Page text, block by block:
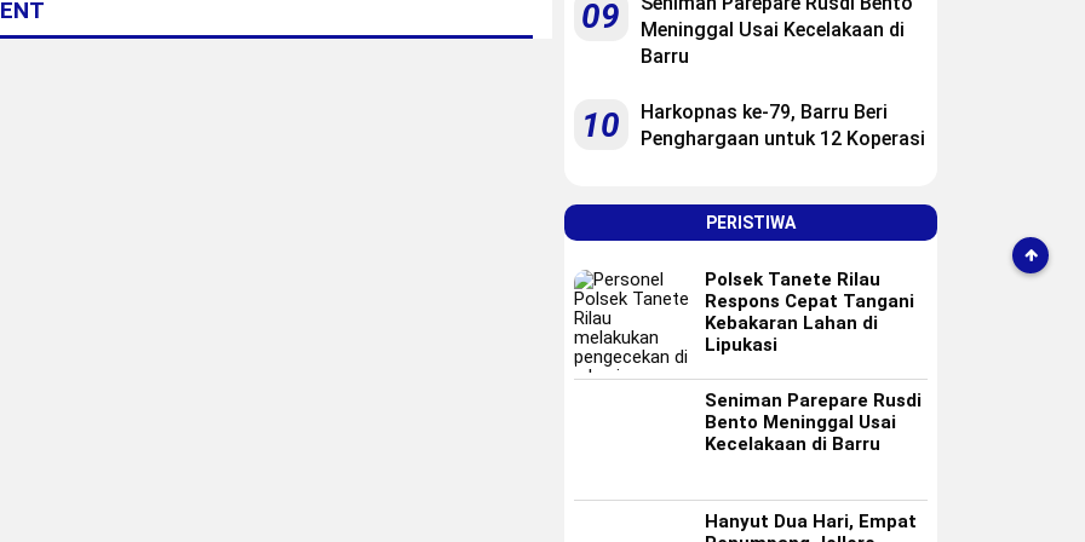
09
Meninggal Usai Kecelakaan di
Barru
10
Harkopnas ke-79, Barru Beri
Penghargaan untuk 12 Koperasi
PERISTIWA
Polsek Tanete Rilau
Respons Cepat Tangani
Kebakaran Lahan di
Lipukasi
Seniman Parepare Rusdi
Bento Meninggal Usai
Kecelakaan di Barru
Hanyut Dua Hari, Empat